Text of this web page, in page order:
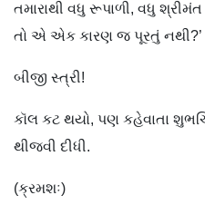
તમારાથી વધુ રૂપાળી, વધુ
તો એ એક કારણ જ પૂરતું નથી?’
બીજી સ્ત્રી!
કૉલ કટ થયો, પણ કહેવાતા
થીજવી દીધી.
(ક્રમશઃ)